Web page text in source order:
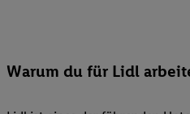
Warum du für Lidl